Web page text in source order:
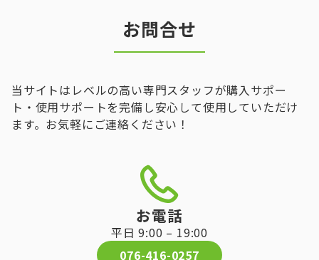
お問合せ
当サイトはレベルの高い専門スタッフが購入サポー
ト・使用サポートを完備し安心して使用していただけ
ます。お気軽にご連絡ください！
お電話
平日 9:00 – 19:00
076-416-0257